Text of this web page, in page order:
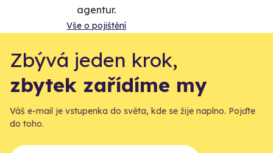
agentur.
Vše o pojištění
Zbývá jeden krok,
zbytek zařídíme my
Váš e-mail je vstupenka do světa, kde se žije naplno. Pojďte
do toho.